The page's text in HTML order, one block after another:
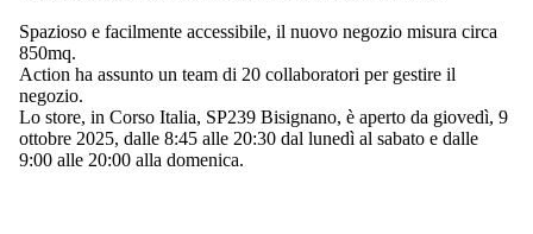
Spazioso e facilmente accessibile, il nuovo negozio misura circa
850mq.
Action ha assunto un team di 20 collaboratori per gestire il
negozio.
Lo store, in Corso Italia, SP239 Bisignano, è aperto da giovedì, 9
ottobre 2025, dalle 8:45 alle 20:30 dal lunedì al sabato e dalle
9:00 alle 20:00 alla domenica.